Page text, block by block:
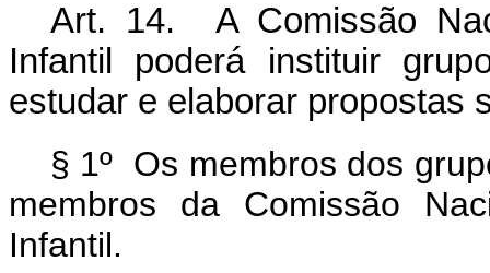
Art. 14. A Comissão
Infantil poderá instituir
estudar e elaborar propostas
§ 1º Os membros dos
membros da Comissão
Infantil.